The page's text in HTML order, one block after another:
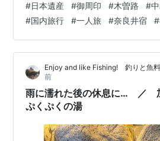
山を守り 山に生きる～」の旅。 御
木曽おんたけ観光局にて 古代には
山道、江戸時代には中山道六十九
十一宿」。 木曽十一宿の最北端・
から見えてきた中山道の町並み「
かな森林材を活かした木曽漆器の漆…
#日本遺産 #御周印 #木曽路 #
#国内旅行 #一人旅 #奈良井宿 #
Enjoy and like Fishing! 釣りと魚
前
雨に濡れた後の休息に… ／
ぷくぷくの湯